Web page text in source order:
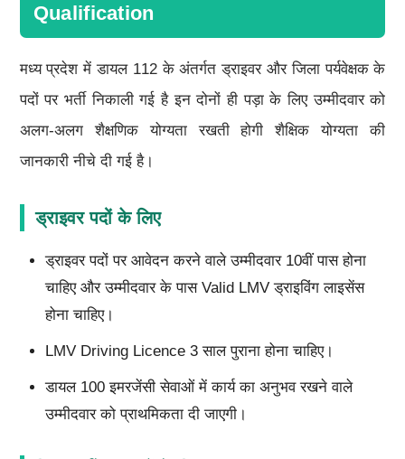
Qualification
मध्य प्रदेश में डायल 112 के अंतर्गत ड्राइवर और जिला पर्यवेक्षक के
पदों पर भर्ती निकाली गई है इन दोनों ही पड़ा के लिए उम्मीदवार को
अलग-अलग शैक्षणिक योग्यता रखती होगी शैक्षिक योग्यता की
जानकारी नीचे दी गई है।
ड्राइवर पदों के लिए
ड्राइवर पदों पर आवेदन करने वाले उम्मीदवार 10वीं पास होना
चाहिए और उम्मीदवार के पास Valid LMV ड्राइविंग लाइसेंस
होना चाहिए।
LMV Driving Licence 3 साल पुराना होना चाहिए।
डायल 100 इमरजेंसी सेवाओं में कार्य का अनुभव रखने वाले
उम्मीदवार को प्राथमिकता दी जाएगी।